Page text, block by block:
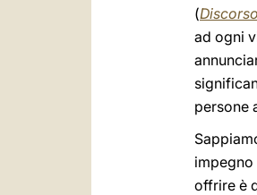
(
ad ogni
persone
impegno
offrire è